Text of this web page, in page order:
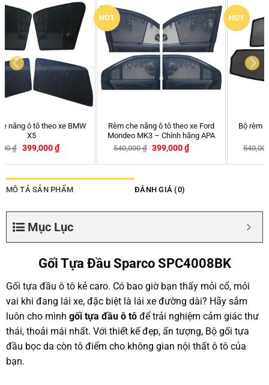
Rèm che nắng ô tô theo xe Ford
Mondeo MK3 – Chính hãng APA
540,000₫ -26%
HOT
Bộ rèm che nắng theo xe Lexus
RX350
540,000₫ -26%
MÔ TẢ SẢN PHẨM ĐÁNH GIÁ (0)
Mục Lục
Gối Tựa Đầu Sparco SPC4008BK
Gối tựa đầu ô tô kẻ caro. Có bao giờ bạn thấy mỏi cổ, mỏi
vai khi đang lái xe, đặc biệt là lái xe đường dài? Hãy sắm
luôn cho mình gối tựa đầu ô tôđể trải nghiệm cảm giác thư
thái, thoải mái nhất. Với thiết kế đẹp, ấn tượng, Bộ gối tựa
đầu bọc da còn tô điểm cho không gian nội thất ô tô của
bạn.